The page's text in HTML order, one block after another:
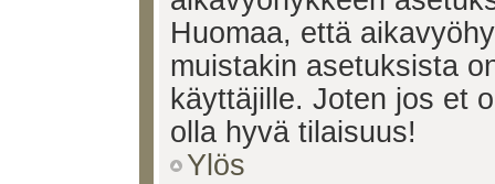
Huomaa, että
muistakin asetuksista
käyttäjille. Joten jos et
olla hyvä tilaisuus!
Ylös